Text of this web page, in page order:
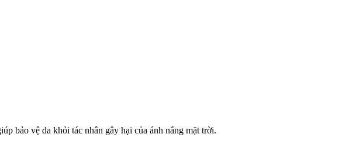
bảo vệ da khỏi tác nhân gây hại của ánh nắng mặt trời.